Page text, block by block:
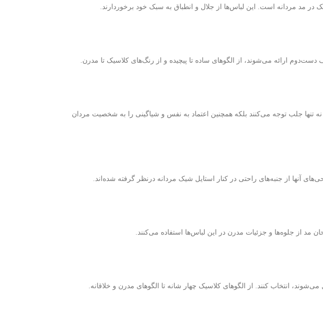
مد مردانه است. این لباس‌ها از جلال و انطباق به سبک خود برخوردارند.
ارائه می‌شوند، از الگوهای ساده تا پیچیده و از رنگ‌های کلاسیک تا مدرن.
تنها جلب توجه می‌کنند بلکه همچنین اعتماد به نفس و شیاگینی را به شخصیت مردان
آنها از جنبه‌های راحتی در کنار استایل شیک مردانه درنظر گرفته شده‌اند.
مد از جلوه‌ها و جزئیات مدرن در این لباس‌ها استفاده می‌کنند.
انتخاب کنند. از الگوهای کلاسیک چهار شانه تا الگوهای مدرن و خلاقانه.